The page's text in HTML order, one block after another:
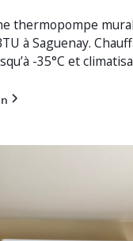
thermopompe
à Saguenay.
-35°C et